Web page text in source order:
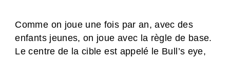
Comme on joue une fois par an, avec des
enfants jeunes, on joue avec la règle de base.
Le centre de la cible est appelé le Bull’s eye,